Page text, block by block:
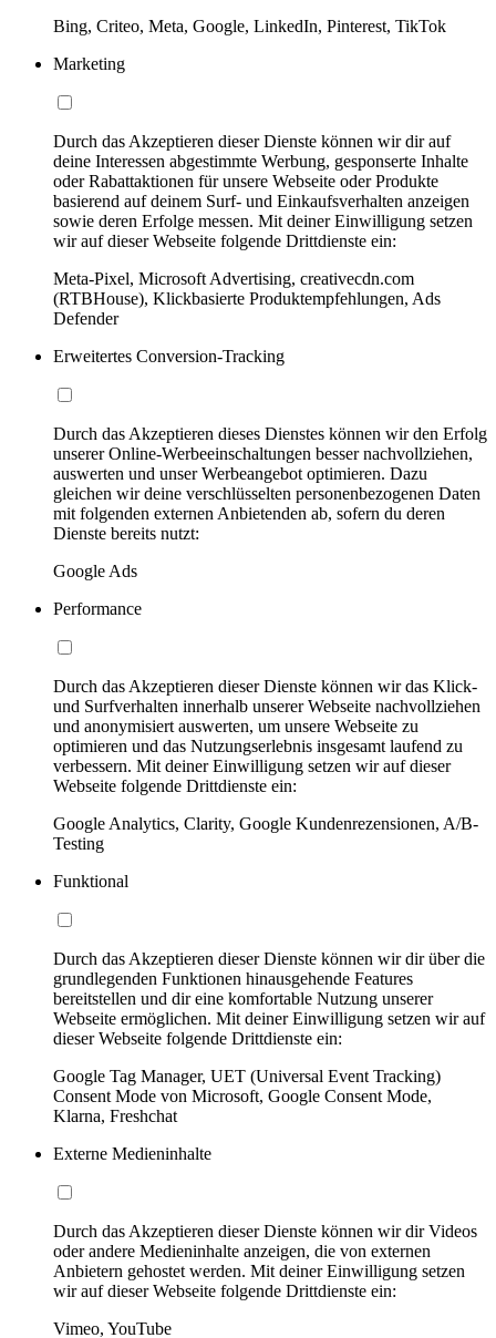
Bing, Criteo, Meta, Google, LinkedIn, Pinterest, TikTok
Marketing
Durch das Akzeptieren dieser Dienste können wir dir auf
deine Interessen abgestimmte Werbung, gesponserte Inhalte
oder Rabattaktionen für unsere Webseite oder Produkte
basierend auf deinem Surf- und Einkaufsverhalten anzeigen
sowie deren Erfolge messen. Mit deiner Einwilligung setzen
wir auf dieser Webseite folgende Drittdienste ein:
Meta-Pixel, Microsoft Advertising, creativecdn.com
(RTBHouse), Klickbasierte Produktempfehlungen, Ads
Defender
Erweitertes Conversion-Tracking
Durch das Akzeptieren dieses Dienstes können wir den Erfolg
unserer Online-Werbeeinschaltungen besser nachvollziehen,
auswerten und unser Werbeangebot optimieren. Dazu
gleichen wir deine verschlüsselten personenbezogenen Daten
mit folgenden externen Anbietenden ab, sofern du deren
Dienste bereits nutzt:
Google Ads
Performance
Durch das Akzeptieren dieser Dienste können wir das Klick-
und Surfverhalten innerhalb unserer Webseite nachvollziehen
und anonymisiert auswerten, um unsere Webseite zu
optimieren und das Nutzungserlebnis insgesamt laufend zu
verbessern. Mit deiner Einwilligung setzen wir auf dieser
Webseite folgende Drittdienste ein:
Google Analytics, Clarity, Google Kundenrezensionen, A/B-
Testing
Funktional
Durch das Akzeptieren dieser Dienste können wir dir über die
grundlegenden Funktionen hinausgehende Features
bereitstellen und dir eine komfortable Nutzung unserer
Webseite ermöglichen. Mit deiner Einwilligung setzen wir auf
dieser Webseite folgende Drittdienste ein:
Google Tag Manager, UET (Universal Event Tracking)
Consent Mode von Microsoft, Google Consent Mode,
Klarna, Freshchat
Externe Medieninhalte
Durch das Akzeptieren dieser Dienste können wir dir Videos
oder andere Medieninhalte anzeigen, die von externen
Anbietern gehostet werden. Mit deiner Einwilligung setzen
wir auf dieser Webseite folgende Drittdienste ein:
Vimeo, YouTube